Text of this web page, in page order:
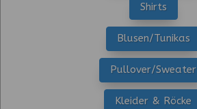
Shirts
Blusen/Tunikas
Pullover/Sweater
Kleider & Röcke